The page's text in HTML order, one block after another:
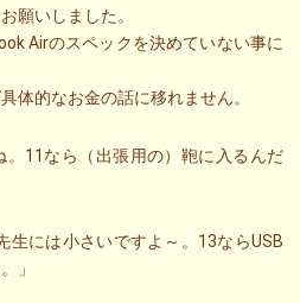
願いしました。
Airのスペックを決めていない事に
体的なお金の話に移れません。
。11なら（出張用の）鞄に入るんだ
生には小さいですよ～。13ならUSB
」